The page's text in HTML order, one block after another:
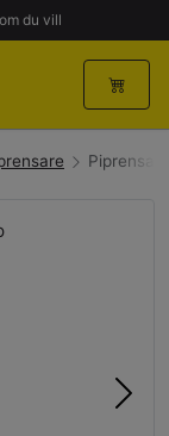
du vill
Piprensare
Nästa